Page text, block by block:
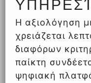
Η αξιολόγηση
χρειάζεται
διαφόρων
παίκτη
ψηφιακή